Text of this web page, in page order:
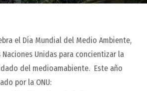
el Día Mundial del Medio Ambiente,
Unidas para concientizar la
del medioamabiente. Este año
por la ONU: